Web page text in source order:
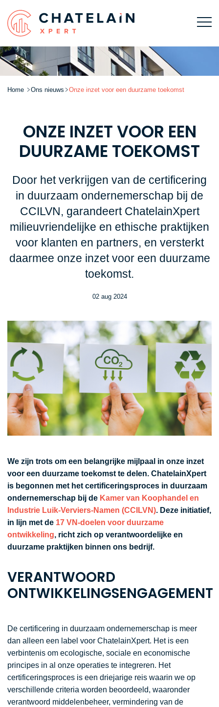
Home Ons nieuws Onze inzet voor een duurzame toekomst
ONZE INZET VOOR EEN
DUURZAME TOEKOMST
Door het verkrijgen van de certificering
in duurzaam ondernemerschap bij de
CCILVN, garandeert ChatelainXpert
milieuvriendelijke en ethische praktijken
voor klanten en partners, en versterkt
daarmee onze inzet voor een duurzame
toekomst.
02 aug 2024
We zijn trots om een belangrijke mijlpaal in onze inzet
voor een duurzame toekomst te delen. ChatelainXpert
is begonnen met het certificeringsproces in duurzaam
ondernemerschap bij de Kamer van Koophandel en
Industrie Luik-Verviers-Namen (CCILVN). Deze initiatief,
in lijn met de 17 VN-doelen voor duurzame
ontwikkeling, richt zich op verantwoordelijke en
duurzame praktijken binnen ons bedrijf.
VERANTWOORD
ONTWIKKELINGSENGAGEMENT
De certificering in duurzaam ondernemerschap is meer
dan alleen een label voor ChatelainXpert. Het is een
verbintenis om ecologische, sociale en economische
principes in al onze operaties te integreren. Het
certificeringsproces is een driejarige reis waarin we op
verschillende criteria worden beoordeeld, waaronder
verantwoord middelenbeheer, vermindering van de